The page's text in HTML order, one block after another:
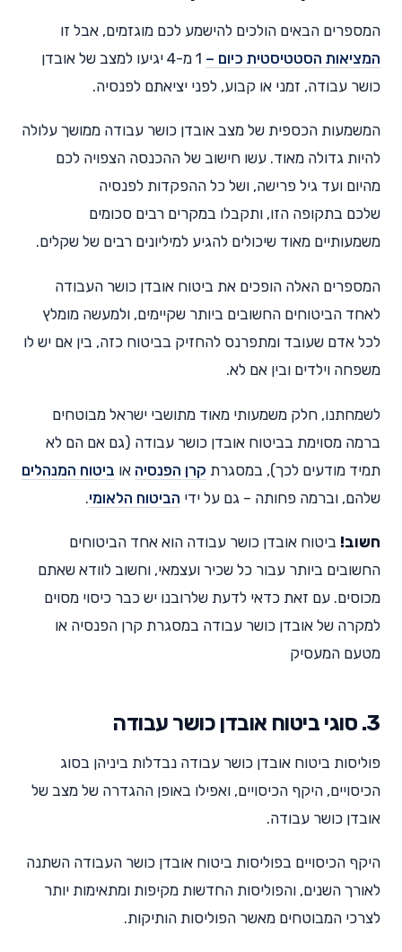
המספרים הבאים הולכים להישמע לכם מוגזמים, אבל זו
המציאות הסטטיסטית כיום –
1 מ-4 יגיעו למצב של אובדן
כושר עבודה, זמני או קבוע, לפני יציאתם לפנסיה.
המשמעות הכספית של מצב אובדן כושר עבודה ממושך עלולה
להיות גדולה מאוד. עשו חישוב של ההכנסה הצפויה לכם
מהיום ועד גיל פרישה, ושל כל ההפקדות לפנסיה
שלכם בתקופה הזו, ותקבלו במקרים רבים סכומים
משמעותיים מאוד שיכולים להגיע למיליונים רבים של שקלים.
המספרים האלה הופכים את ביטוח אובדן כושר העבודה
לאחד הביטוחים החשובים ביותר שקיימים, ולמעשה מומלץ
לכל אדם שעובד ומתפרנס להחזיק בביטוח כזה, בין אם יש לו
משפחה וילדים ובין אם לא.
לשמחתנו, חלק משמעותי מאוד מתושבי ישראל מבוטחים
ברמה מסוימת בביטוח אובדן כושר עבודה (גם אם הם לא
תמיד מודעים לכך), במסגרת קרן הפנסיה או ביטוח המנהלים
שלהם, וברמה פחותה – גם על ידי הביטוח הלאומי.
חשוב! ביטוח אובדן כושר עבודה הוא אחד הביטוחים
החשובים ביותר עבור כל שכיר ועצמאי, וחשוב לוודא שאתם
מכוסים. עם זאת כדאי לדעת שלרובנו יש כבר כיסוי מסוים
למקרה של אובדן כושר עבודה במסגרת קרן הפנסיה או
מטעם המעסיק
3. סוגי ביטוח אובדן כושר עבודה
פוליסות ביטוח אובדן כושר עבודה נבדלות ביניהן בסוג
הכיסויים, היקף הכיסויים, ואפילו באופן ההגדרה של מצב של
אובדן כושר עבודה.
היקף הכיסויים בפוליסות ביטוח אובדן כושר העבודה השתנה
לאורך השנים, והפוליסות החדשות מקיפות ומתאימות יותר
לצרכי המבוטחים מאשר הפוליסות הותיקות.